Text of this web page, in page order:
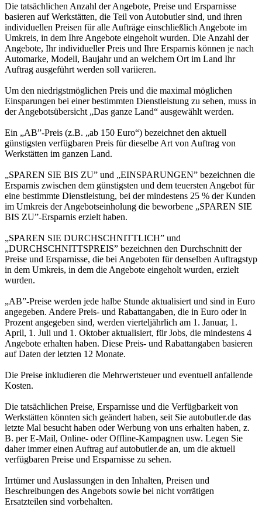
Die tatsächlichen Anzahl der Angebote, Preise und Ersparnisse
basieren auf Werkstätten, die Teil von Autobutler sind, und ihren
individuellen Preisen für alle Aufträge einschließlich Angebote im
Umkreis, in dem Ihre Angebote eingeholt wurden. Die Anzahl der
Angebote, Ihr individueller Preis und Ihre Ersparnis können je nach
Automarke, Modell, Baujahr und an welchem Ort im Land Ihr
Auftrag ausgeführt werden soll variieren.
Um den niedrigstmöglichen Preis und die maximal möglichen
Einsparungen bei einer bestimmten Dienstleistung zu sehen, muss in
der Angebotsübersicht „Das ganze Land“ ausgewählt werden.
Ein „AB”-Preis (z.B. „ab 150 Euro“) bezeichnet den aktuell
günstigsten verfügbaren Preis für dieselbe Art von Auftrag von
Werkstätten im ganzen Land.
„SPAREN SIE BIS ZU” und „EINSPARUNGEN” bezeichnen die
Ersparnis zwischen dem günstigsten und dem teuersten Angebot für
eine bestimmte Dienstleistung, bei der mindestens 25 % der Kunden
im Umkreis der Angebotseinholung die beworbene „SPAREN SIE
BIS ZU”-Ersparnis erzielt haben.
„SPAREN SIE DURCHSCHNITTLICH” und
„DURCHSCHNITTSPREIS” bezeichnen den Durchschnitt der
Preise und Ersparnisse, die bei Angeboten für denselben Auftragstyp
in dem Umkreis, in dem die Angebote eingeholt wurden, erzielt
wurden.
„AB”-Preise werden jede halbe Stunde aktualisiert und sind in Euro
angegeben. Andere Preis- und Rabattangaben, die in Euro oder in
Prozent angegeben sind, werden vierteljährlich am 1. Januar, 1.
April, 1. Juli und 1. Oktober aktualisiert, für Jobs, die mindestens 4
Angebote erhalten haben. Diese Preis- und Rabattangaben basieren
auf Daten der letzten 12 Monate.
Die Preise inkludieren die Mehrwertsteuer und eventuell anfallende
Kosten.
Die tatsächlichen Preise, Ersparnisse und die Verfügbarkeit von
Werkstätten könnten sich geändert haben, seit Sie autobutler.de das
letzte Mal besucht haben oder Werbung von uns erhalten haben, z.
B. per E-Mail, Online- oder Offline-Kampagnen usw. Legen Sie
daher immer einen Auftrag auf autobutler.de an, um die aktuell
verfügbaren Preise und Ersparnisse zu sehen.
Irrtümer und Auslassungen in den Inhalten, Preisen und
Beschreibungen des Angebots sowie bei nicht vorrätigen
Ersatzteilen sind vorbehalten.